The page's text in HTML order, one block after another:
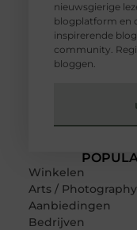
Winkelen
Arts / Photography
Aanbiedingen
Bedrijven
nieuwsgierige
blogplatform en
inspirerende
community.
bloggen.